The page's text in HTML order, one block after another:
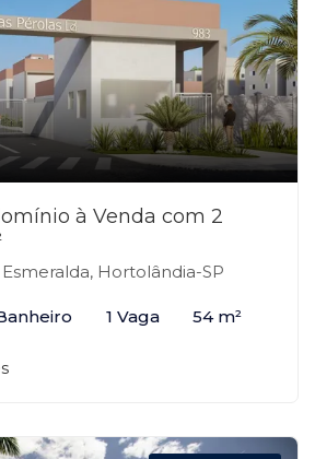
à Venda com 2
Hortolândia-SP
1 Vaga 54 m²